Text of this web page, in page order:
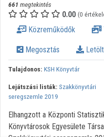
Intézményi listák
Intézmények
Közreműködők
661 megtekintés
0.00 (0
Közreműködők
Megosztás
Tulajdonos: KSH Könyvtár
Lejátszási listák: Szakkönyvtári
seregszemle 2019
Elhangzott a Központi
Könyvtárosok Egyesülete